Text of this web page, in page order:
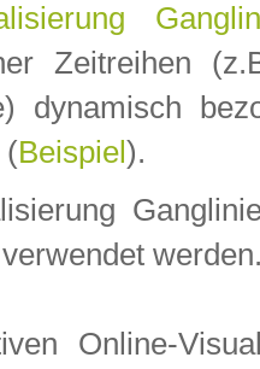
Zeitreihen
dynamisch
(Beispiel ).
verwendet
Online-